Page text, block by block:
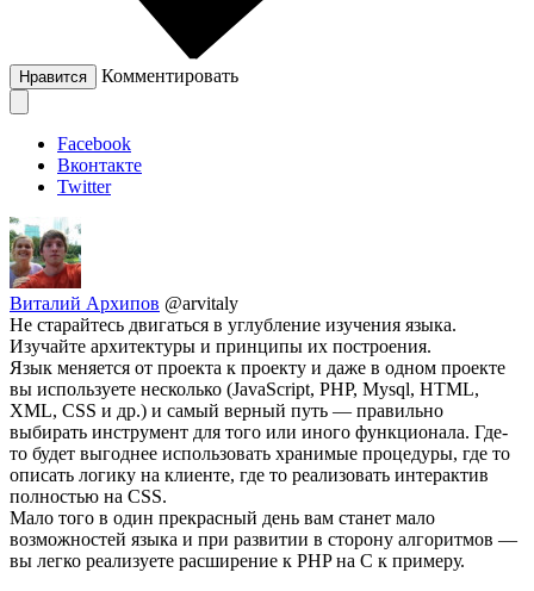
Нравится Комментировать
Facebook
Вконтакте
Twitter
Виталий Архипов @arvitaly
Не старайтесь двигаться в углубление изучения языка.
Изучайте архитектуры и принципы их построения.
Язык меняется от проекта к проекту и даже в одном проекте
вы используете несколько (JavaScript, PHP, Mysql, HTML,
XML, CSS и др.) и самый верный путь — правильно
выбирать инструмент для того или иного функционала. Где-
то будет выгоднее использовать хранимые процедуры, где то
описать логику на клиенте, где то реализовать интерактив
полностью на CSS.
Мало того в один прекрасный день вам станет мало
возможностей языка и при развитии в сторону алгоритмов —
вы легко реализуете расширение к PHP на C к примеру.